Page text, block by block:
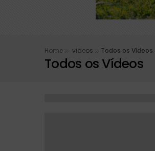
Home videos Todos os Vídeos
Todos os Vídeos